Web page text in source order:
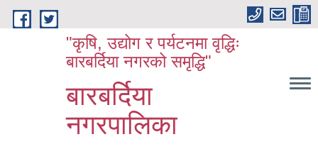
Skip to main content
"कृषि, उद्योग र पर्यटनमा वृद्धिः
बारबर्दिया नगरको समृद्धि"
बारबर्दिया
नगरपालिका